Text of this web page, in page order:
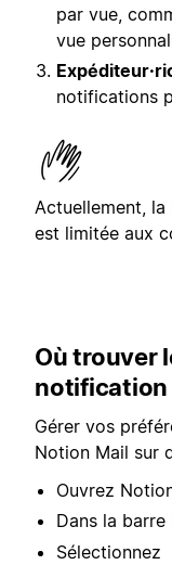
par vue,
vue
notifications
Actuellement,
est limitée aux
Où trouver
notification
Gérer vos
Notion Mail sur
Ouvrez
Dans la
Sélectionnez